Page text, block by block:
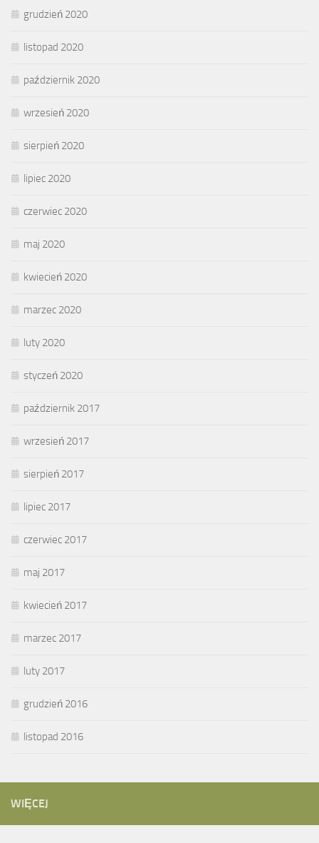
grudzień 2020
listopad 2020
październik 2020
wrzesień 2020
sierpień 2020
lipiec 2020
czerwiec 2020
maj 2020
kwiecień 2020
marzec 2020
luty 2020
styczeń 2020
październik 2017
wrzesień 2017
sierpień 2017
lipiec 2017
czerwiec 2017
maj 2017
kwiecień 2017
marzec 2017
luty 2017
grudzień 2016
listopad 2016
WIĘCEJ